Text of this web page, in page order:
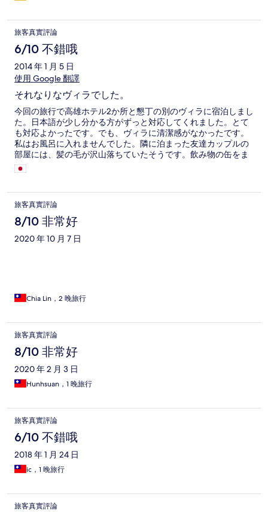
W-LAN gibt es dort nicht. Personal spricht kein Englisch.
旅客真實評論
6/10 不錯哦
2014 年 1 月 5 日
使用 Google 翻譯
それなりなヴィラでした。
今回の旅行で高雄ホテル2か所と懇丁の別のヴィラに宿泊しまし
た。日本語が少し分かる方がずっと対応してくれました。とて
も対応よかったです。でも、ヴィラに清潔感がなかったです。
私はお風呂に入れませんでした。隣に泊まった友達カップルの
部屋には、髪の毛が沢山落ちていたそうです。飲み物の缶をま
とめておいておいたら、次の日小さい蟻が沢山いました。部屋
の外の温泉や部屋の雰囲気、友達カップルも居たから一緒に飲
旅客真實評論
8/10 非常好
2020 年 10 月 7 日
Chia Lin，2 晚旅行
旅客真實評論
8/10 非常好
2020 年 2 月 3 日
Hunhsuan，1 晚旅行
旅客真實評論
6/10 不錯哦
2018 年 1 月 24 日
ic，1 晚旅行
旅客真實評論